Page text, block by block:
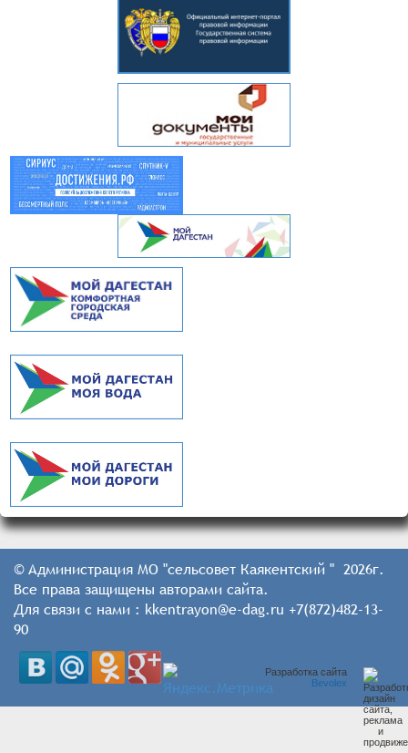
© Администрация МО "сельсовет Каякентский " 2026г.
Все права защищены авторами сайта.
Для связи с нами : kkentrayon@e-dag.ru +7(872)482-13-
90
Разработка сайта
Bevolex